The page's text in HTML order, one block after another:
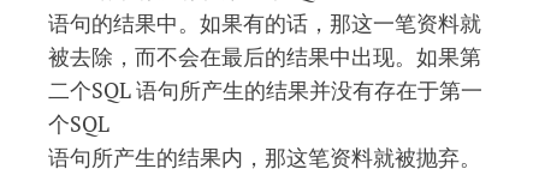
语句的结果中。如果有的话，那这一笔资料就
被去除，而不会在最后的结果中出现。如果第
二个SQL 语句所产生的结果并没有存在于第一
个SQL
语句所产生的结果内，那这笔资料就被抛弃。